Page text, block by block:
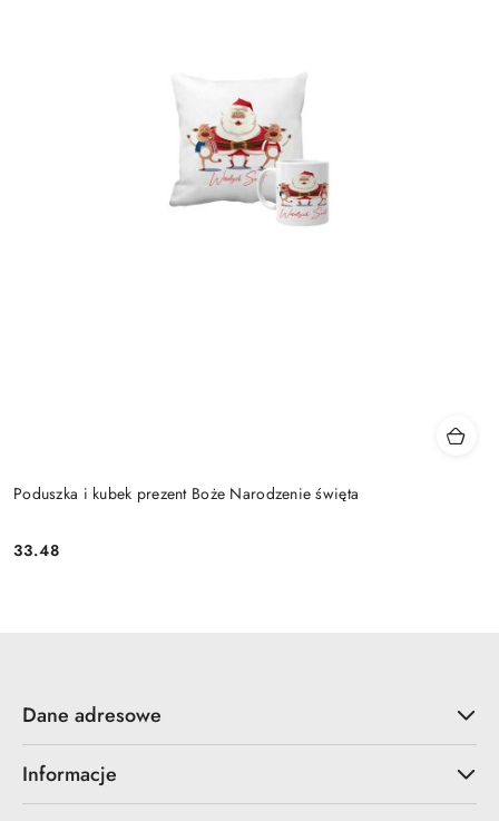
Poduszka i kubek prezent Boże Narodzenie święta
Cena:
33.48
Dane adresowe
Informacje